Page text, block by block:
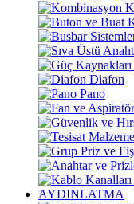
Diafon
Pano
AYDINLATMA